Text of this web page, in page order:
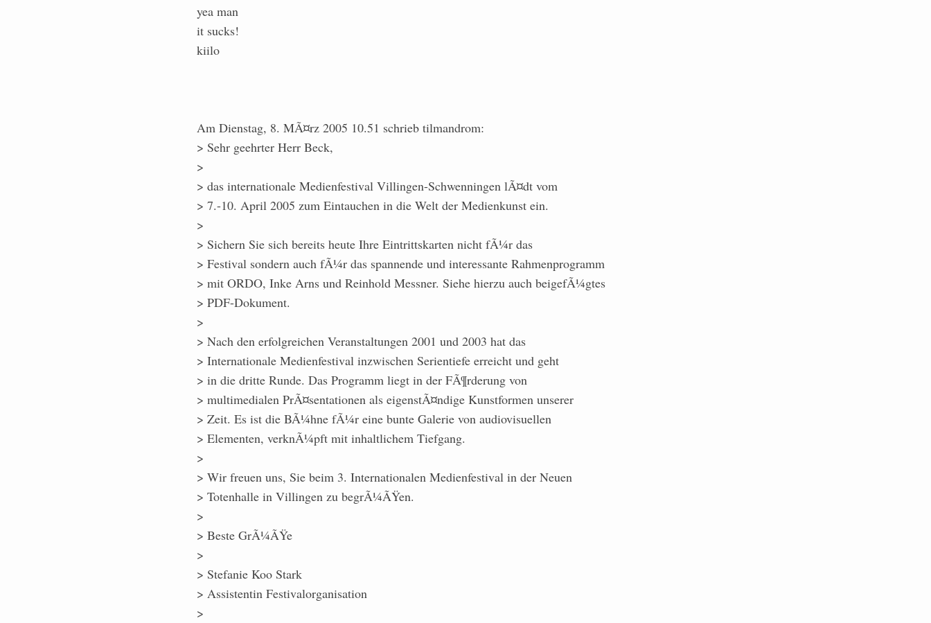
yea man
it sucks!
kiilo
Am Dienstag, 8. MÃ¤rz 2005 10.51 schrieb tilmandrom:
> Sehr geehrter Herr Beck,
>
> das internationale Medienfestival Villingen-Schwenningen lÃ¤dt vom
> 7.-10. April 2005 zum Eintauchen in die Welt der Medienkunst ein.
>
> Sichern Sie sich bereits heute Ihre Eintrittskarten nicht fÃ¼r das
> Festival sondern auch fÃ¼r das spannende und interessante Rahmenprogramm
> mit ORDO, Inke Arns und Reinhold Messner. Siehe hierzu auch beigefÃ¼gtes
> PDF-Dokument.
>
> Nach den erfolgreichen Veranstaltungen 2001 und 2003 hat das
> Internationale Medienfestival inzwischen Serientiefe erreicht und geht
> in die dritte Runde. Das Programm liegt in der FÃ¶rderung von
> multimedialen PrÃ¤sentationen als eigenstÃ¤ndige Kunstformen unserer
> Zeit. Es ist die BÃ¼hne fÃ¼r eine bunte Galerie von audiovisuellen
> Elementen, verknÃ¼pft mit inhaltlichem Tiefgang.
>
> Wir freuen uns, Sie beim 3. Internationalen Medienfestival in der Neuen
> Totenhalle in Villingen zu begrÃ¼ÃŸen.
>
> Beste GrÃ¼ÃŸe
>
> Stefanie Koo Stark
> Assistentin Festivalorganisation
>